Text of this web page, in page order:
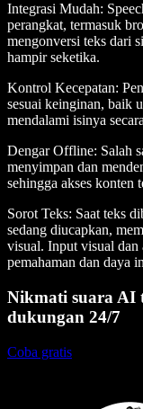
Integrasi Mudah:
perangkat, termasuk
mengonversi teks dari
hampir seketika.
Kontrol Kecepatan:
sesuai keinginan, baik
mendalami isinya
Dengar Offline: Salah
menyimpan dan
sehingga akses konten
Sorot Teks: Saat teks
sedang diucapkan,
visual. Input visual dan
pemahaman dan daya
Nikmati suara AI
dukungan 24/7
Coba gratis